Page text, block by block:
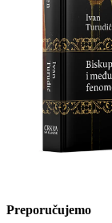
Preporučujemo